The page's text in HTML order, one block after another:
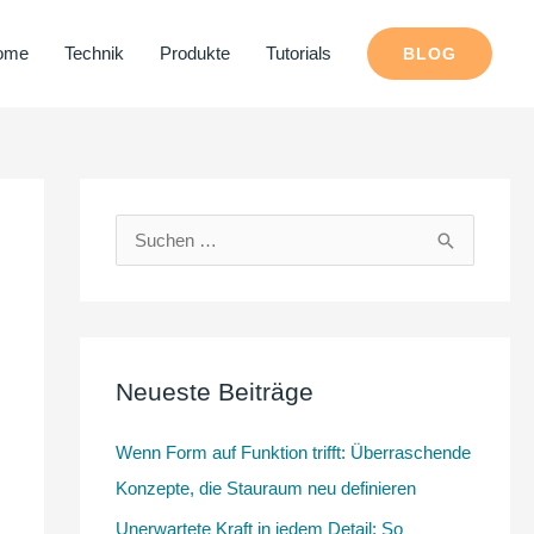
Technik Produkte Tutorials BLOG
e
n
a
Neueste Beiträge
Wenn Form auf Funktion trifft: Überraschende
Konzepte, die Stauraum neu definieren
Unerwartete Kraft in jedem Detail: So